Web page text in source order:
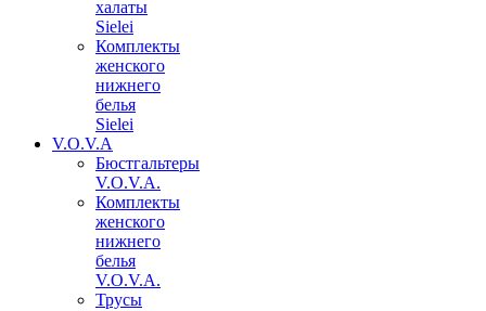
халаты
Sielei
Комплекты
женского
нижнего
белья
Sielei
V.O.V.A
Бюстгальтеры
V.O.V.A.
Комплекты
женского
нижнего
белья
V.O.V.A.
Трусы